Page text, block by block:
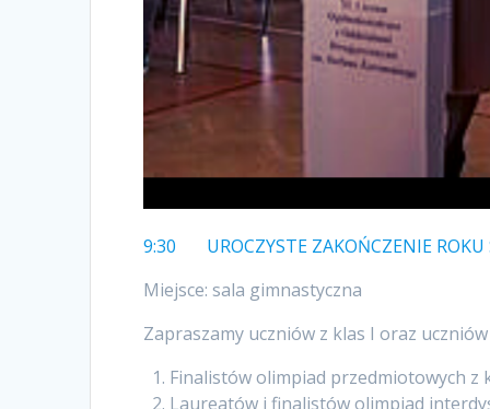
9:30 UROCZYSTE ZAKOŃCZENIE ROKU
Miejsce: sala gimnastyczna
Zapraszamy uczniów z klas I oraz
Finalistów olimpiad przedmiotowych z
Laureatów i finalistów olimpiad